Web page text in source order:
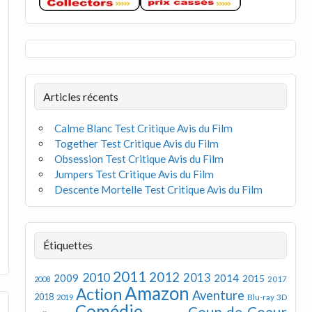
Articles récents
Calme Blanc Test Critique Avis du Film
Together Test Critique Avis du Film
Obsession Test Critique Avis du Film
Jumpers Test Critique Avis du Film
Descente Mortelle Test Critique Avis du Film
Étiquettes
2008 2009 2010 2011 2012 2013 2014 2015 2017
2018 2019 ActionAmazon Aventure Blu-ray 3D